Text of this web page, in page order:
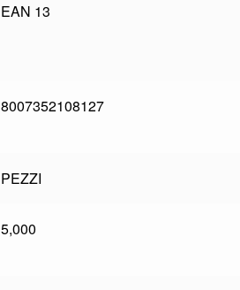
EAN 13
8007352108127
PEZZI
5,000